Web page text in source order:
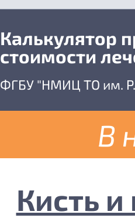
Калькулятор
стоимости
ФГБУ "НМИЦ ТО им.
В
Кисть